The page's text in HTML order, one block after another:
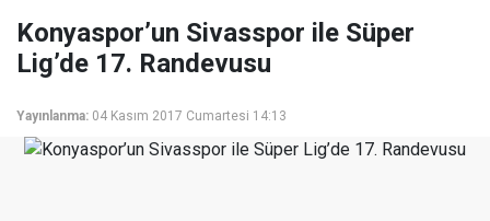
Konyaspor’un Sivasspor ile Süper
Lig’de 17. Randevusu
Yayınlanma: 04 Kasım 2017 Cumartesi 14:13